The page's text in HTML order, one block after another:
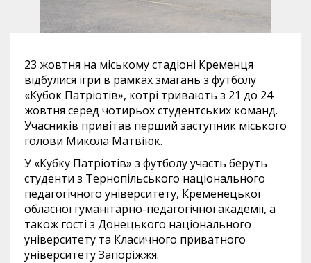
23 жовтня на міському стадіоні Кременця
відбулися ігри в рамках змагань з футболу
«Кубок Патріотів», котрі тривають з 21 до 24
жовтня серед чотирьох студентських команд.
Учасників привітав перший заступник міського
голови Микола Матвіюк.
У «Кубку Патріотів» з футболу участь беруть
студенти з Тернопільського національного
педагогічного університету, Кременецької
обласної гуманітарно-педагогічної академії, а
також гості з Донецького національного
університету та Класичного приватного
університету Запоріжжя.